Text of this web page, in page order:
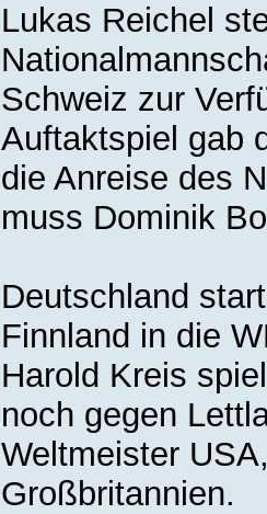
Lukas Reichel
Schweiz zur
Auftaktspiel gab
die Anreise des
muss Dominik
Deutschland
Finnland in die
Harold Kreis
noch gegen
Weltmeister
Großbritannien.